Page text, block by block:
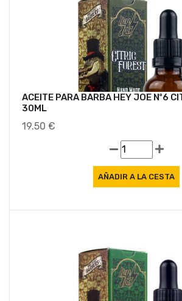
ACEITE PARA BARBA HEY JOE Nº6
30ML
19.50 €